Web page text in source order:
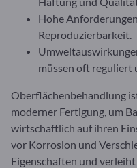
Hohe
Reproduzierbarkeit.
müssen oft reguliert
Oberflächenbehandlung
moderner Fertigung, um
wirtschaftlich auf ihren
vor Korrosion und
Eigenschaften und